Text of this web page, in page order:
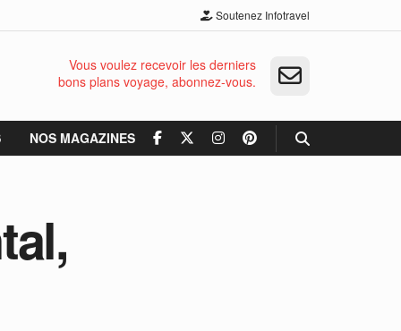
Soutenez Infotravel
Vous voulez recevoir les derniers
bons plans voyage, abonnez-vous.
NOS MAGAZINES